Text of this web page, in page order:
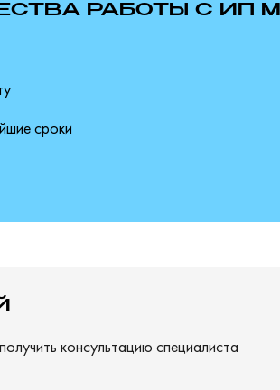
РАБОТЫ С ИП
сроки
консультацию специалиста